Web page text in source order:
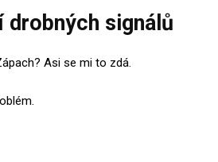
drobných signálů
Asi se mi to zdá.